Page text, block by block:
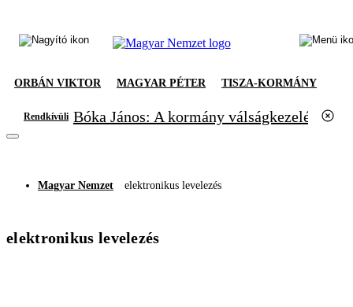
ORBÁN VIKTOR MAGYAR PÉTER TISZA-KORMÁNY
Rendkívüli Bóka János: A kormány válságkezelésből
Magyar Nemzet elektronikus levelezés
elektronikus levelezés